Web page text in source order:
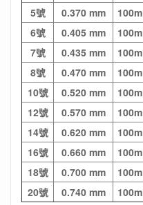
5號
0.370 mm 100m
6號
0.405 mm 100m
7號
0.435 mm 100m
8號
0.470 mm 100m
10號
0.520 mm 100m
12號
0.570 mm 100m
14號
0.620 mm 100m
16號
0.660 mm 100m
18號
0.700 mm 100m
20號
0.740 mm 100m